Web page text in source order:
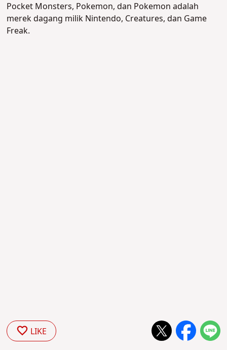
Pocket Monsters, Pokemon, dan Pokemon adalah
merek dagang milik Nintendo, Creatures, dan Game
Freak.
LIKE